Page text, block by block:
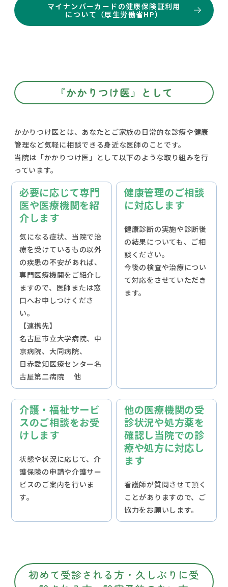
マイナンバーカードの健康保険証利用
について（厚生労働省HP）
『かかりつけ医』として
かかりつけ医とは、あなたとご家族の日常的な診療や健康
管理など気軽に相談できる身近な医師のことです。
当院は「かかりつけ医」として以下のような取り組みを行
っています。
必要に応じて専門
医や医療機関を紹
介します
気になる症状、当院で治
療を受けているもの以外
の疾患の不安があれば、
専⾨医療機関をご紹介し
ますので、医師または窓
⼝へお申しつけくださ
い。
【連携先】
名古屋市立大学病院、中
京病院、大同病院、
日赤愛知医療センター名
古屋第二病院 他
健康管理のご相談
に対応します
健康診断の実施や診断後
の結果についても、ご相
談ください。
今後の検査や治療につい
て対応をさせていただき
ます。
介護・福祉サービ
スのご相談をお受
けします
状態や状況に応じて、介
護保険の申請や介護サー
ビスのご案内を行いま
す。
他の医療機関の受
診状況や処方薬を
確認し当院での診
療や処方に対応し
ます
看護師が質問させて頂く
ことがありますので、ご
協力をお願いします。
初めて受診される方・久しぶりに受